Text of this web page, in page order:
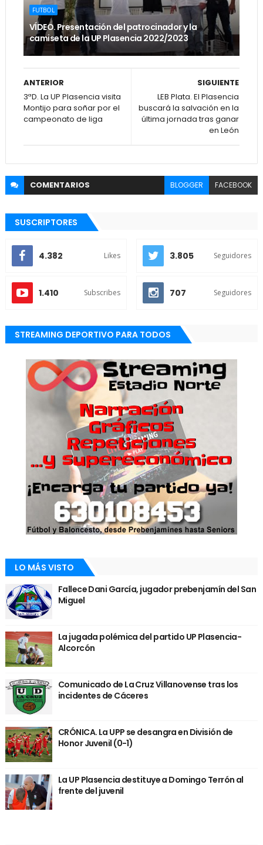
FUTBOL
VÍDEO. Presentación del patrocinador y la
camiseta de la UP Plasencia 2022/2023
SIGUIENTE
LEB Plata. El Plasencia
buscará la salvación en la
última jornada tras ganar
en León
ANTERIOR
3ªD. La UP Plasencia visita
Montijo para soñar por el
campeonato de liga
COMENTARIOS BLOGGER FACEBOOK
SUSCRIPTORES
4.382 Likes 3.805 Seguidores
1.410 Subscribes 707 Seguidores
STREAMING DEPORTIVO PARA TODOS
LO MÁS VISTO
Fallece Dani García, jugador prebenjamín del San
Miguel
La jugada polémica del partido UP Plasencia-
Alcorcón
Comunicado de La Cruz Villanovense tras los
incidentes de Cáceres
CRÓNICA. La UPP se desangra en División de
Honor Juvenil (0-1)
La UP Plasencia destituye a Domingo Terrón al
frente del juvenil